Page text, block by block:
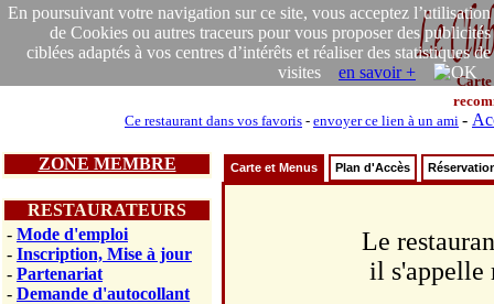
En poursuivant votre navigation sur ce site, vous acceptez l’utilisation
de Cookies ou autres traceurs pour vous proposer des publicités
ciblées adaptés à vos centres d’intérêts et réaliser des statistiques de
visites en savoir +
Carte
Ce restaurant dans vos favoris - envoyer ce lien à un ami -
ZONE MEMBRE
RESTAURATEURS
- Mode d'emploi
- Inscription, Mise à jour
- Partenariat
- Demande d'autocollant
Carte et Menus Plan d'Accès
Le
il s'appelle